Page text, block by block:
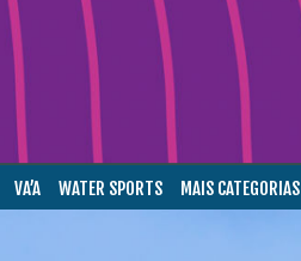
VA’A WATER SPORTS MAIS CATEGORIAS